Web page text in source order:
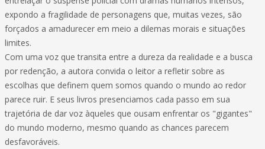
expondo a fragilidade de personagens que, muitas vezes, são
forçados a amadurecer em meio a dilemas morais e situações
limites.
Com uma voz que transita entre a dureza da realidade e a busca
por redenção, a autora convida o leitor a refletir sobre as
escolhas que definem quem somos quando o mundo ao redor
parece ruir. E seus livros presenciamos cada passo em sua
trajetória de dar voz àqueles que ousam enfrentar os "gigantes"
do mundo moderno, mesmo quando as chances parecem
desfavoráveis.